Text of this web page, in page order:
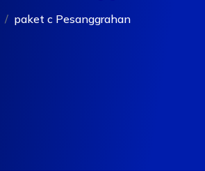
paket c Pesanggrahan